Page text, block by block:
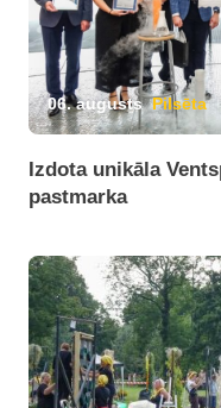
06. augusts Pilsēta
Izdota unikāla
pastmarka